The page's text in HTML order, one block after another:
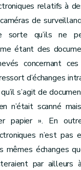
relatifs à
de
sorte qu’ils ne
étant des
concernant
d’échanges
s’agit de
n’était scanné
papier ». En
n’est pas
mêmes échanges
par ailleurs